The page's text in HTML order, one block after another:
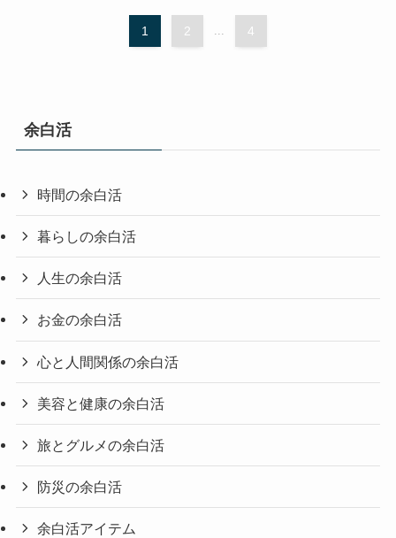
1 2 ... 4
余白活
時間の余白活
暮らしの余白活
人生の余白活
お金の余白活
心と人間関係の余白活
美容と健康の余白活
旅とグルメの余白活
防災の余白活
余白活アイテム